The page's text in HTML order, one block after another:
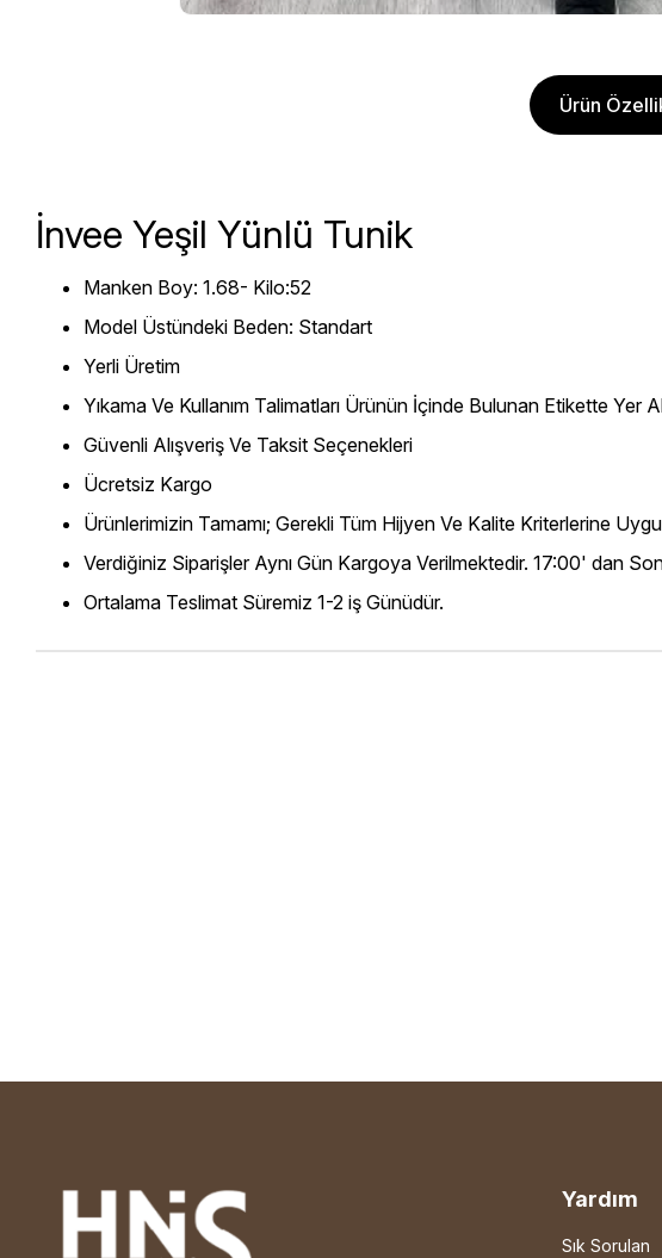
Ürün
İnvee Yeşil Yünlü Tunik
Manken Boy: 1.68- Kilo:52
Model Üstündeki Beden: Standart
Yerli Üretim
Yıkama Ve Kullanım Talimatları Ürünün İçinde Bulunan Etikette Yer
Güvenli Alışveriş Ve Taksit Seçenekleri
Ücretsiz Kargo
Ürünlerimizin Tamamı; Gerekli Tüm Hijyen Ve Kalite Kriterlerine
Verdiğiniz Siparişler Aynı Gün Kargoya Verilmektedir. 17:00' dan
Ortalama Teslimat Süremiz 1-2 iş Günüdür.
Yardım
Sık Sorulan